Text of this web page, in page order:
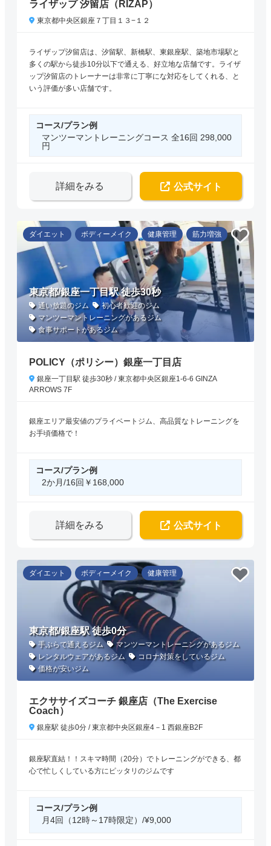
ライザップ 汐留店（RIZAP）
東京都中央区銀座７丁目１３−１２
ライザップ汐留店は、汐留駅、新橋駅、東銀座駅、築地市場駅と
多くの駅から徒歩10分以下で通える、好立地な店舗です。ライザ
ップ汐留店のトレーナーは非常に丁寧にな対応をしてくれる、と
いう評価が多い店舗です。
コース/プラン例
マンツーマントレーニングコース 全16回 298,000
円
詳細をみる 公式サイト
ダイエット ボディーメイク 健康管理 筋力増強
東京都/銀座一丁目駅 徒歩30秒
通い放題のジム
初心者歓迎のジム
マンツーマントレーニングがあるジム
食事サポートがあるジム
POLICY（ポリシー）銀座一丁目店
銀座一丁目駅 徒歩30秒 / 東京都中央区銀座1-6-6 GINZA
ARROWS 7F
銀座エリア最安値のプライベートジム、高品質なトレーニングを
お手頃価格で！
コース/プラン例
2か月/16回￥168,000
詳細をみる 公式サイト
ダイエット ボディーメイク 健康管理
東京都/銀座駅 徒歩0分
手ぶらで通えるジム
マンツーマントレーニングがあるジム
レンタルウェアがあるジム
コロナ対策をしているジム
価格が安いジム
エクササイズコーチ 銀座店（The Exercise
Coach）
銀座駅 徒歩0分 / 東京都中央区銀座4－1 西銀座B2F
銀座駅直結！！スキマ時間（20分）でトレーニングができる、都
心で忙しくしている方にピッタリのジムです
コース/プラン例
月4回（12時～17時限定）/¥9,000